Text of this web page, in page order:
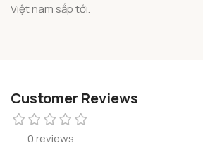
Việt nam sắp tới.
Customer Reviews
0 reviews